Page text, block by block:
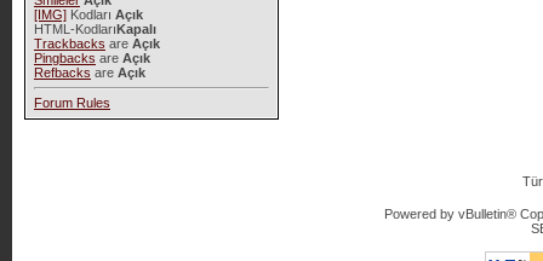
[IMG]Kodları Açık
HTML-KodlarıKapalı
Trackbacks are Açık
Pingbacks are Açık
Refbacks are Açık
Forum Rules
Powered by vBulletin®